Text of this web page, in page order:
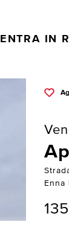
ENTRA IN
Enna